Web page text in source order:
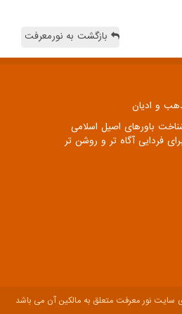
بازگشت به نورمعرفت
و ادیان
باورهای اصیل اسلامی
فردایی آگاه تر و روشن تر